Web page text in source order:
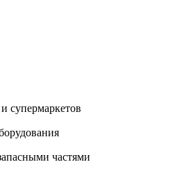
супермаркетов
частями